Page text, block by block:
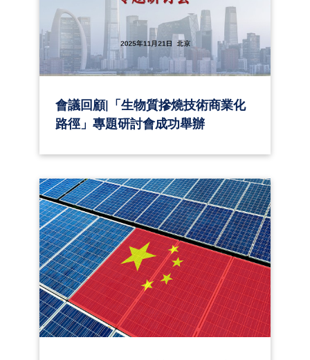
會議回顧|「生物質摻燒技術商業化
路徑」專題研討會成功舉辦